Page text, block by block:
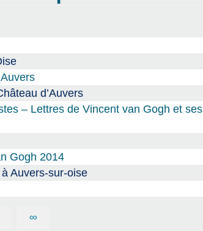
d’Auvers
– Lettres de Vincent van Gogh et ses
Gogh 2014
Auvers-sur-oise
∞